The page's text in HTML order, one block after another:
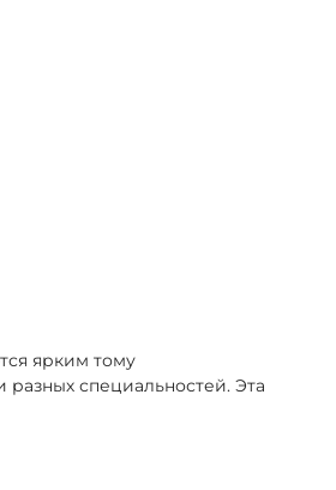
ярким тому
специальностей. Эта